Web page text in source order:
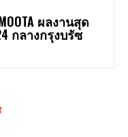
ผลงานสุด
กลางกรุงบรัซ